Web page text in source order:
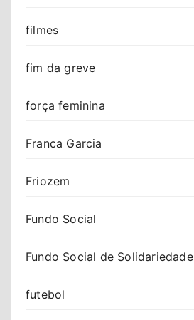
filmes
fim da greve
força feminina
Franca Garcia
Friozem
Fundo Social
Fundo Social de Solidariedade
futebol